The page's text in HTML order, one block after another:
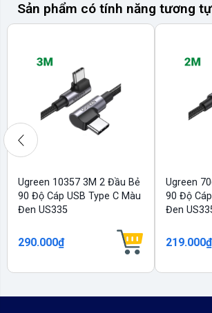
Sản phẩm có tính năng tương tự
Ugreen 10357 3M 2 Đầu Bẻ
90 Độ Cáp USB Type C Màu
Đen US335
290.000₫
Ugreen
90 Độ
Đen
219.000₫